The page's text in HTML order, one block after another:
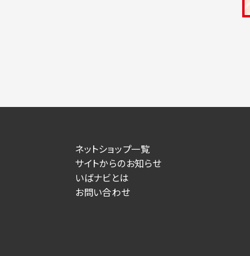
ネットショップ一覧
サイトからのお知らせ
いばナビとは
お問い合わせ